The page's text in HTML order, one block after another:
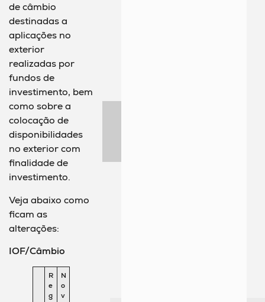
de câmbio
destinadas a
aplicações no
exterior
realizadas por
fundos de
investimento, bem
como sobre a
colocação de
disponibilidades
no exterior com
finalidade de
investimento.
Veja abaixo como
ficam as
alterações:
IOF/Câmbio
R
e
g
N
o
v